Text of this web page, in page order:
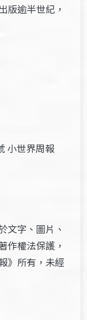
版逾半世紀，
小世界周報
文字、圖片、
作權法保護，
》所有，未經